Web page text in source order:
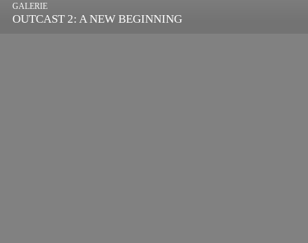
OUTCAST 2: A NEW BEGINNING
GALERIE